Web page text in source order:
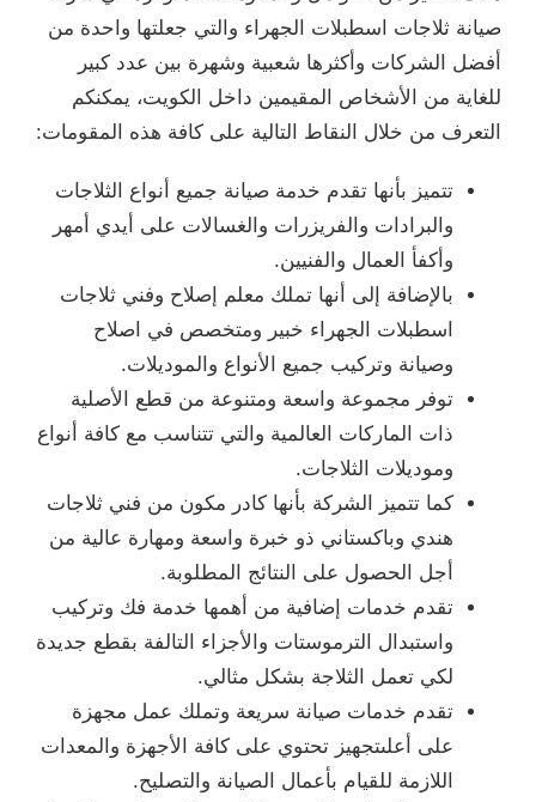
صيانة ثلاجات اسطبلات الجهراء والتي جعلتها واحدة من
أفضل الشركات وأكثرها شعبية وشهرة بين عدد كبير
للغاية من الأشخاص المقيمين داخل الكويت، يمكنكم
التعرف من خلال النقاط التالية على كافة هذه المقومات:
تتميز بأنها تقدم خدمة صيانة جميع أنواع الثلاجات
والبرادات والفريزرات والغسالات على أيدي أمهر
وأكفأ العمال والفنيين.
بالإضافة إلى أنها تملك معلم إصلاح وفني ثلاجات
اسطبلات الجهراء خبير ومتخصص في اصلاح
وصيانة وتركيب جميع الأنواع والموديلات.
توفر مجموعة واسعة ومتنوعة من قطع الأصلية
ذات الماركات العالمية والتي تتناسب مع كافة أنواع
وموديلات الثلاجات.
كما تتميز الشركة بأنها كادر مكون من فني ثلاجات
هندي وباكستاني ذو خبرة واسعة ومهارة عالية من
أجل الحصول على النتائج المطلوبة.
تقدم خدمات إضافية من أهمها خدمة فك وتركيب
واستبدال الترموستات والأجزاء التالفة بقطع جديدة
لكي تعمل الثلاجة بشكل مثالي.
تقدم خدمات صيانة سريعة وتملك عمل مجهزة
على أعلىتجهيز تحتوي على كافة الأجهزة والمعدات
اللازمة للقيام بأعمال الصيانة والتصليح.